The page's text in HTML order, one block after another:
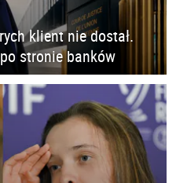
klient nie dostał.
stronie banków